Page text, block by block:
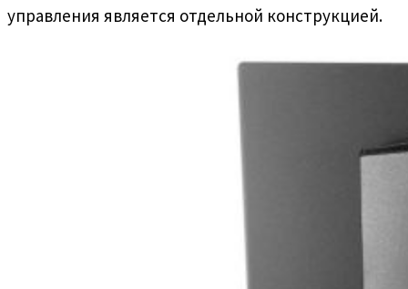
управления является отдельной конструкцией.